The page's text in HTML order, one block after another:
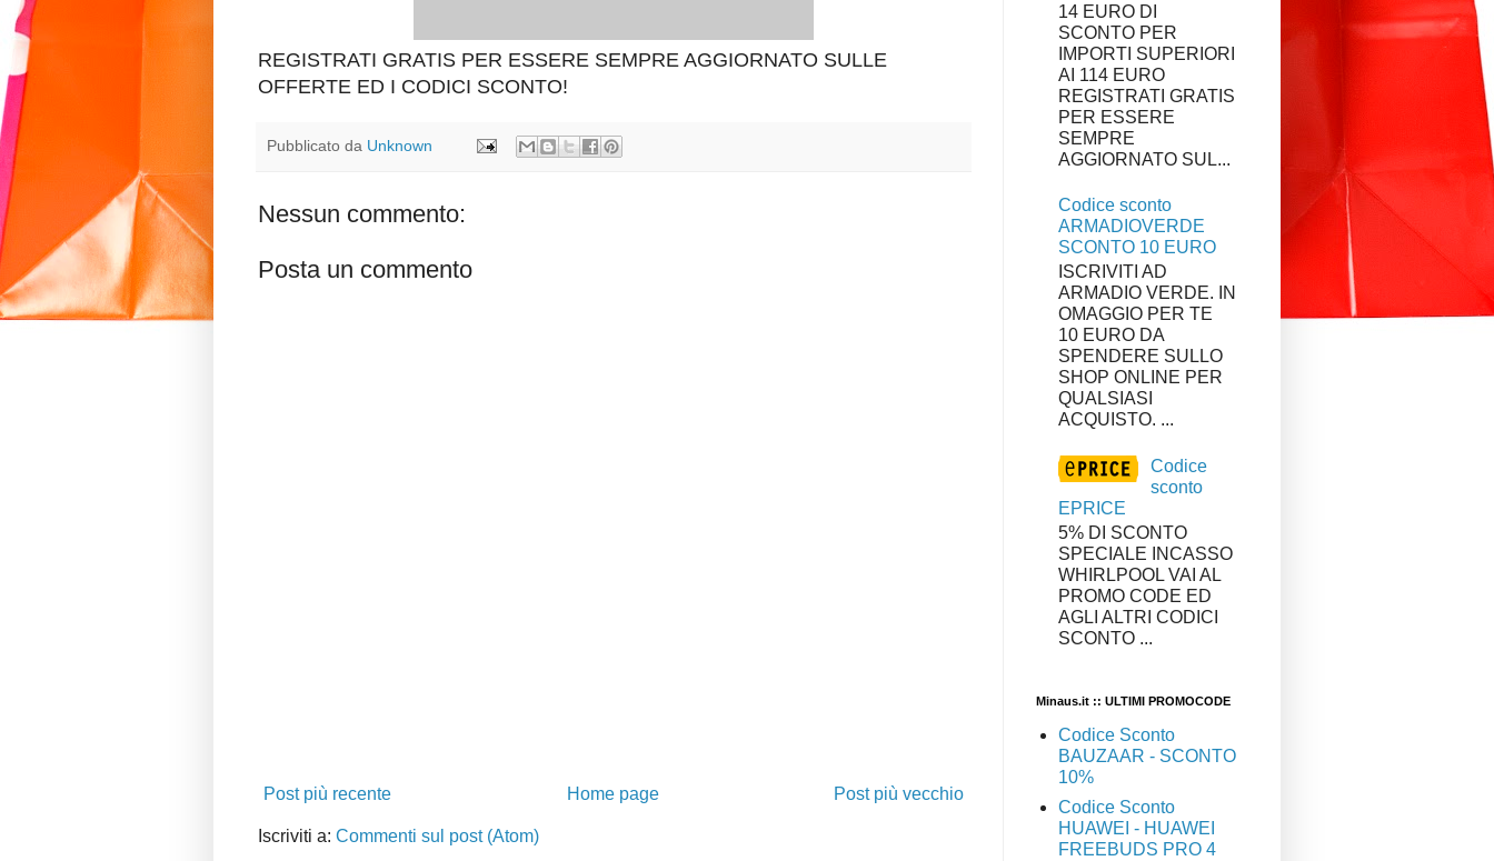
REGISTRATI GRATIS PER ESSERE SEMPRE AGGIORNATO SULLE
OFFERTE ED I CODICI SCONTO!
Pubblicato da Unknown
Nessun commento:
Posta un commento
Post più recente Post più vecchio
Home page
Iscriviti a: Commenti sul post (Atom)
14 EURO DI
SCONTO PER
IMPORTI SUPERIORI
AI 114 EURO
REGISTRATI GRATIS
PER ESSERE
SEMPRE
AGGIORNATO SUL...
Codice sconto
ARMADIOVERDE
SCONTO 10 EURO
ISCRIVITI AD
ARMADIO VERDE. IN
OMAGGIO PER TE
10 EURO DA
SPENDERE SULLO
SHOP ONLINE PER
QUALSIASI
ACQUISTO. ...
Codice
sconto
EPRICE
5% DI SCONTO
SPECIALE INCASSO
WHIRLPOOL VAI AL
PROMO CODE ED
AGLI ALTRI CODICI
SCONTO ...
Minaus.it :: ULTIMI PROMOCODE
Codice Sconto
BAUZAAR - SCONTO
10%
Codice Sconto
HUAWEI - HUAWEI
FREEBUDS PRO 4